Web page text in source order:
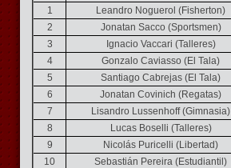
1
Leandro Noguerol (Fisherton)
2
Jonatan Sacco (Sportsmen)
3
Ignacio Vaccari (Talleres)
4
Gonzalo Caviasso (El Tala)
5
Santiago Cabrejas (El Tala)
6
Jonatan Covinich (Regatas)
7
Lisandro Lussenhoff (Gimnasia)
8
Lucas Boselli (Talleres)
9
Nicolás Puricelli (Libertad)
10
Sebastián Pereira (Estudiantil)